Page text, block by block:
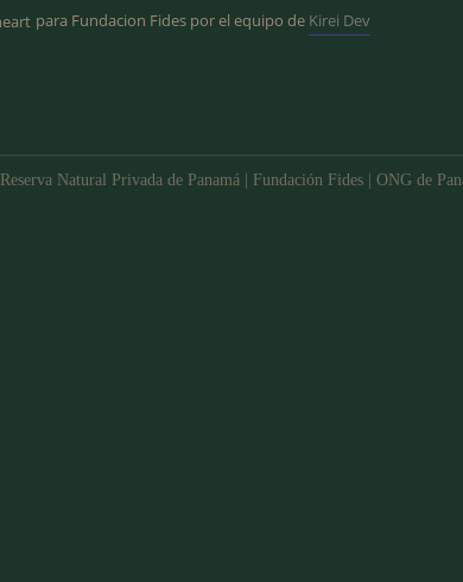
para Fundacion Fides por el equipo de Kirei Dev
Reserva Natural Privada de Panamá | Fundación Fides | ONG de